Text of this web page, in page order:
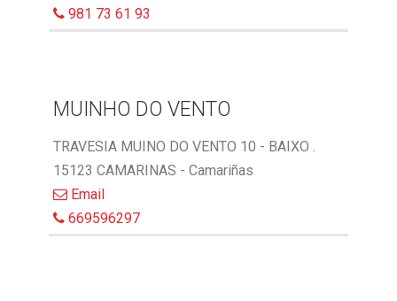
981 73 61 93
MUINHO DO VENTO
TRAVESIA MUINO DO VENTO 10 - BAIXO .
15123 CAMARINAS - Camariñas
Email
669596297